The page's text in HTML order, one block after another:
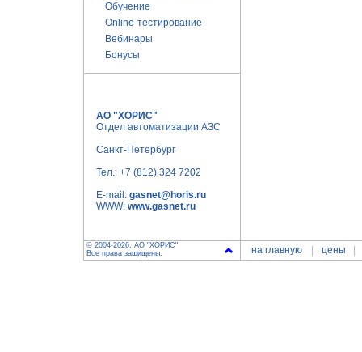
Обучение
Online-тестирование
Вебинары
Бонусы
АО "ХОРИС"
Отдел автоматизации АЗС
Санкт-Петербург
Тел.: +7 (812) 324 7202
E-mail: gasnet@horis.ru
WWW: www.gasnet.ru
© 2004-2026, АО "ХОРИС"
Все права защищены.
на главную цены